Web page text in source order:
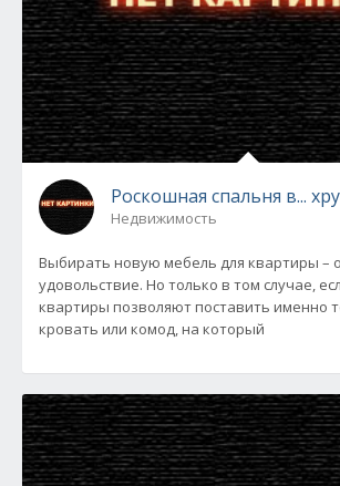
Роскошная спальня в...
Недвижимость
Выбирать новую мебель для квартиры –
удовольствие. Но только в том случае,
квартиры позволяют поставить именно
кровать или комод, на который